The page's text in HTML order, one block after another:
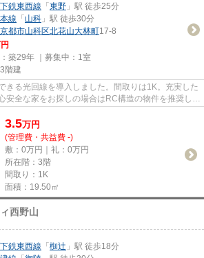
鉄東西線 「 東野 」駅 徒歩25分
線 「 山科 」駅 徒歩30分
京都市山科区北花山大林町17-8
築29年 ｜募集中： 1室
階建
きる光回線を導入しました。間取りは1K。充実した
安全な家をお探しの場合はRC構造の物件を推奨しま
3.5万円
(管理費・共益費 -)
敷：0万円｜礼：0万円
所在階：3階
間取り：1K
面積：19.50㎡
西野山
鉄東西線 「 椥辻 」駅 徒歩18分